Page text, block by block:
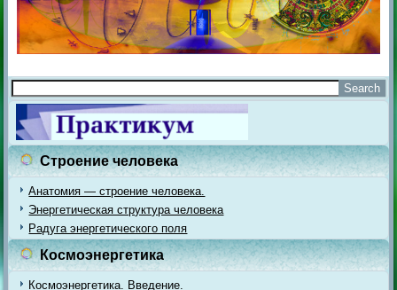
Строение человека
Анатомия — строение человека.
Энергетическая структура человека
Радуга энергетического поля
Космоэнергетика
Космоэнергетика. Введение.